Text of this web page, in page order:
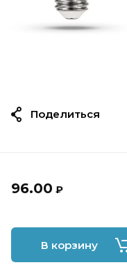
96.00 ₽
В корзину
Поделиться